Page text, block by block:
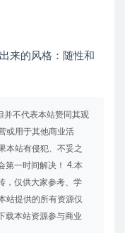
来的风格：随性和
并不代表本站赞同其观
或用于其他商业活
本站有侵犯、不妥之
第一时间解决！ 4.本
，仅供大家参考、学
站提供的所有资源仅
载本站资源参与商业